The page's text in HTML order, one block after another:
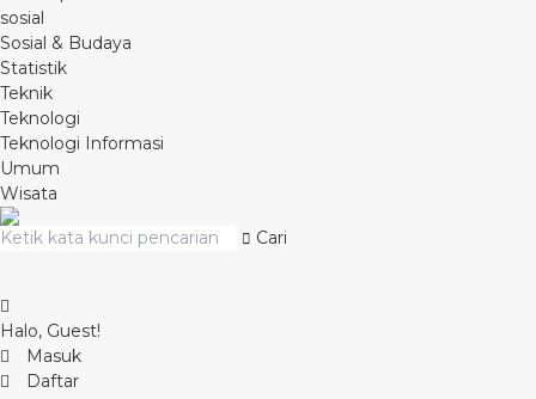
sosial
Sosial & Budaya
Statistik
Teknik
Teknologi
Teknologi Informasi
Umum
Wisata
Cari
Halo, Guest!
Masuk
Daftar